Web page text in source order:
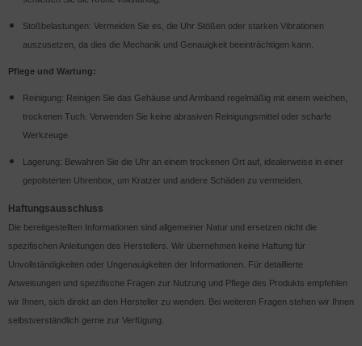
Stoßbelastungen: Vermeiden Sie es, die Uhr Stößen oder starken Vibrationen
auszusetzen, da dies die Mechanik und Genauigkeit beeinträchtigen kann.
Pflege und Wartung:
Reinigung: Reinigen Sie das Gehäuse und Armband regelmäßig mit einem weichen,
trockenen Tuch. Verwenden Sie keine abrasiven Reinigungsmittel oder scharfe
Werkzeuge.
Lagerung: Bewahren Sie die Uhr an einem trockenen Ort auf, idealerweise in einer
gepolsterten Uhrenbox, um Kratzer und andere Schäden zu vermeiden.
Haftungsausschluss
Die bereitgestellten Informationen sind allgemeiner Natur und ersetzen nicht die
spezifischen Anleitungen des Herstellers. Wir übernehmen keine Haftung für
Unvollständigkeiten oder Ungenauigkeiten der Informationen. Für detaillierte
Anweisungen und spezifische Fragen zur Nutzung und Pflege des Produkts empfehlen
wir Ihnen, sich direkt an den Hersteller zu wenden. Bei weiteren Fragen stehen wir Ihnen
selbstverständlich gerne zur Verfügung.